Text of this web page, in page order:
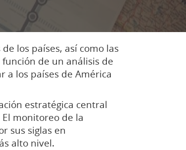
los países, así como las
de un análisis de
a los países de América
estratégica central
monitoreo de la
sus siglas en
alto nivel.